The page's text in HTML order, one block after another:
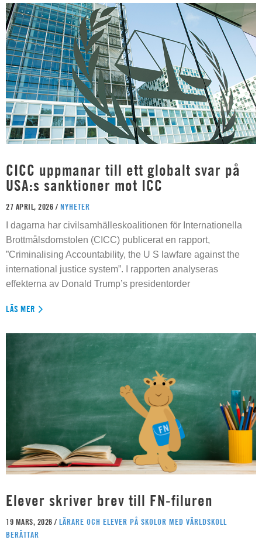
CICC uppmanar till ett globalt svar på
USA:s sanktioner mot ICC
27 APRIL, 2026 / NYHETER
I dagarna har civilsamhälleskoalitionen för Internationella
Brottmålsdomstolen (CICC) publicerat en rapport,
”Criminalising Accountability, the U S lawfare against the
international justice system”. I rapporten analyseras
effekterna av Donald Trump’s presidentorder
LÄS MER
Elever skriver brev till FN-filuren
19 MARS, 2026 / LÄRARE OCH ELEVER PÅ SKOLOR MED VÄRLDSKOLL
BERÄTTAR